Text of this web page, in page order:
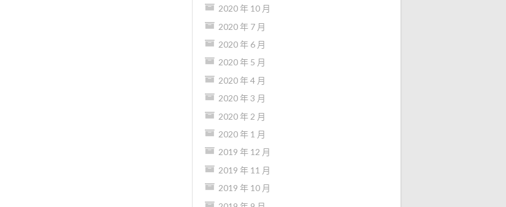
2020 年 10 月
2020 年 7 月
2020 年 6 月
2020 年 5 月
2020 年 4 月
2020 年 3 月
2020 年 2 月
2020 年 1 月
2019 年 12 月
2019 年 11 月
2019 年 10 月